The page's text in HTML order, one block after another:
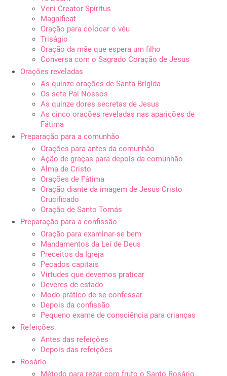
Veni Creator Spíritus
Magnificat
Oração para colocar o véu
Triságio
Oração da mãe que espera um filho
Conversa com o Sagrado Coração de Jesus
Orações reveladas
As quinze orações de Santa Brígida
Os sete Pai Nossos
As quinze dores secretas de Jesus
As cinco orações reveladas nas aparições de
Fátima
Preparação para a comunhão
Orações para antes da comunhão
Ação de graças para depois da comunhão
Alma de Cristo
Orações de Fátima
Oração diante da imagem de Jesus Cristo
Crucificado
Oração de Santo Tomás
Preparação para a confissão
Oração para examinar-se bem
Mandamentos da Lei de Deus
Preceitos da Igreja
Pecados capitais
Virtudes que devemos praticar
Deveres de estado
Modo prático de se confessar
Depois da confissão
Pequeno exame de consciência para crianças
Refeições
Antes das refeições
Depois das refeições
Rosário
Método para rezar com fruto o Santo Rosário